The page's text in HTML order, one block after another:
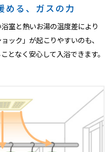
める、ガスの力
室と熱いお湯の温度差により
ック」が起こりやすいのも、
となく安心して入浴できます。